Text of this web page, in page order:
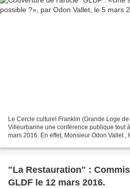
Le Cercle culturel Franklin (Grande Loge
Villeurbanne une conférence publique tout
mars 2016. En effet, Monsieur Odon Vallet
"La Restauration" :
GLDF le 12 mars 2016.